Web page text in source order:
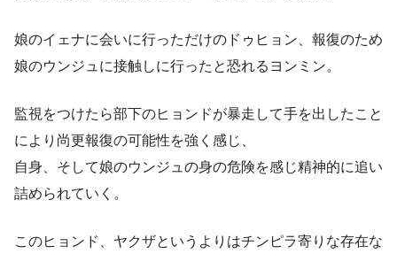
娘のイェナに会いに行っただけのドゥヒョン、報復のため
娘のウンジュに接触しに行ったと恐れるヨンミン。
監視をつけたら部下のヒョンドが暴走して手を出したこと
により尚更報復の可能性を強く感じ、
自身、そして娘のウンジュの身の危険を感じ精神的に追い
詰められていく。
このヒョンド、ヤクザというよりはチンピラ寄りな存在な